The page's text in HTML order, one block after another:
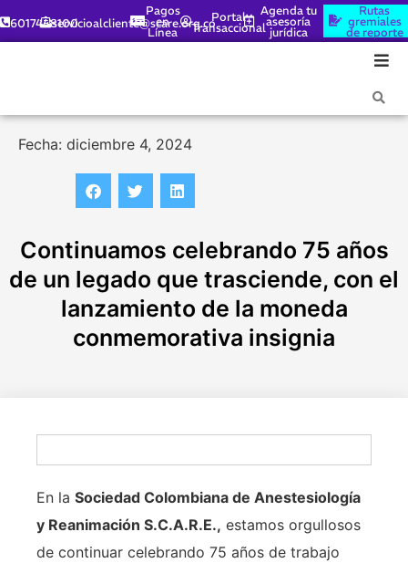
6017448100servicioalcliente@scare.org.co
Pagos
en
Línea
Portal
Transaccional
Agenda tu
asesoría
jurídica
Rutas
gremiales
de reporte
Fecha: diciembre 4, 2024
Continuamos celebrando 75 años
de un legado que trasciende, con el
lanzamiento de la moneda
conmemorativa insignia
En la Sociedad Colombiana de Anestesiología
y Reanimación S.C.A.R.E., estamos orgullosos
de continuar celebrando 75 años de trabajo